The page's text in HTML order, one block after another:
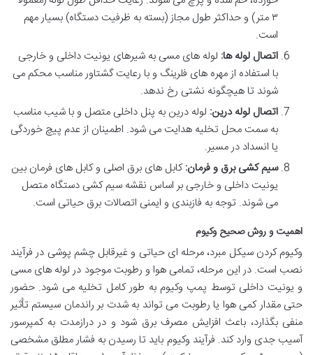
۳ متر) و حداکثر طول مجاز (بسته به ظرفیت دستگاه) بسیار مهم
است.
اتصال لوله ها: لوله های مسی به شیرهای یونیت داخلی و خارجی
با استفاده از مهره های فلرینگ و با رعایت گشتاور مناسب محکم می
شوند تا هیچگونه نشتی رخ ندهد.
اتصال لوله درین: لوله درین به پنل داخلی متصل و با شیب مناسب
به سمت محل تخلیه هدایت می شود. اطمینان از عدم پیچ خوردگی
یا انسداد در مسیر.
سیم کشی برق و فرمان:کابل های برق اصلی و کابل های فرمان بین
یونیت داخلی و خارجی بر اساس نقشه سیم کشی دستگاه متصل
می شوند. توجه به فازبندی و ایمنی اتصالات برق حیاتی است.
اهمیت و روش صحیح وکیوم
وکیوم کردن سیکل مبرد، مرحله ای حیاتی و غیرقابل چشم پوشی در فرآیند
نصب است. در این مرحله، تمامی هوا و رطوبت موجود در لوله های مسی
و یونیت داخلی توسط پمپ وکیوم به طور کامل تخلیه می شود. حضور
حتی مقدار کمی هوا یا رطوبت می تواند به شدت بر راندمان سیستم تأثیر
منفی بگذارد، باعث افزایش مصرف برق شود و در درازمدت به کمپرسور
آسیب جدی وارد کند. فرآیند وکیوم باید تا رسیدن به فشار مطلق مشخصی